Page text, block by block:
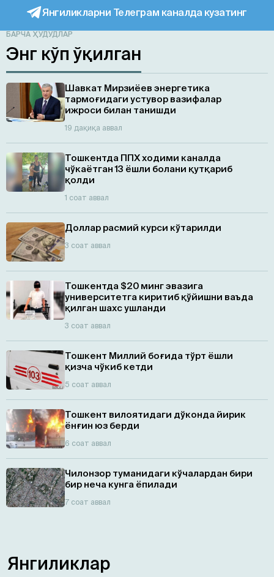
Янгиликларни Телеграм каналда кузатинг
БАРЧА ҲУДУДЛАР
Энг кўп ўқилган
Шавкат Мирзиёев энергетика
тармоғидаги устувор вазифалар
ижроси билан танишди
19 дақиқа аввал
Тошкентда ППХ ходими каналда
чўкаётган 13 ёшли болани қутқариб
қолди
1 соат аввал
Доллар расмий курси кўтарилди
3 соат аввал
Тошкентда $20 минг эвазига
университетга киритиб қўйишни ваъда
қилган шахс ушланди
3 соат аввал
Тошкент Миллий боғида тўрт ёшли
қизча чўкиб кетди
5 соат аввал
Тошкент вилоятидаги дўконда йирик
ёнғин юз берди
6 соат аввал
Чилонзор туманидаги кўчалардан бири
бир неча кунга ёпилади
7 соат аввал
Янгиликлар